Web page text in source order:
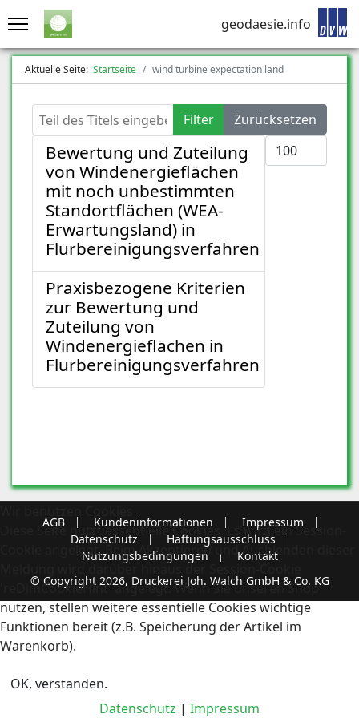
geodaesie.info
Aktuelle Seite: Startseite wind turbine expectation land
Teil des Titels eingeben Filter
Zurücksetzen
Anzeige #
Bewertung und Zuteilung
von Windenergieflächen
mit noch unbestimmten
Standortflächen (WEA-
Erwartungsland) in
Flurbereinigungsverfahren
Praxisbezogene Kriterien
zur Bewertung und
Zuteilung von
Windenergieflächen in
Flurbereinigungsverfahren
AGB Kundeninformationen
Impressum
Datenschutz
Haftungsausschluss
Nutzungsbedingungen
Kontakt
© Copyright 2026, Druckerei Joh. Walch GmbH & Co. KG
Diese Seite nutzt essentielle Cookies. Es wird ein Session-
Cookie angelegt. Beim Akzeptieren und Ausblenden dieser
Meldung wird darüber hinaus der Session-Cookie
'reDimCookieHint' angelegt. Wenn Sie unseren Shop
nutzen, stellen weitere essentielle Cookies wichtige
Funktionen bereit (z.B. Speicherung der Artikel im
Warenkorb).
OK, verstanden.
Datenschutz | Impressum